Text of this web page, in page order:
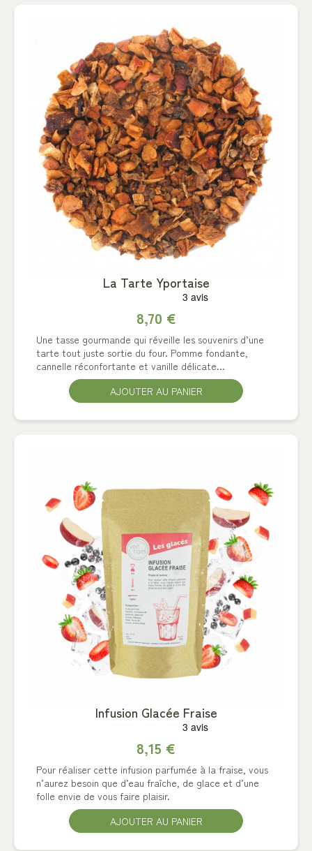
La Tarte Yportaise
8,70 €
Une tasse gourmande qui réveille les souvenirs d’une
tarte tout juste sortie du four. Pomme fondante,
cannelle réconfortante et vanille délicate...
AJOUTER AU PANIER
Infusion Glacée Fraise
8,15 €
Pour réaliser cette infusion parfumée à la fraise, vous
n’aurez besoin que d’eau fraîche, de glace et d’une
folle envie de vous faire plaisir.
AJOUTER AU PANIER